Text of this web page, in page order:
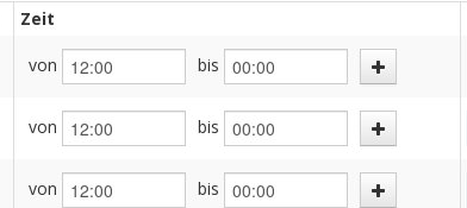
Zeit
von bis
von bis
von bis